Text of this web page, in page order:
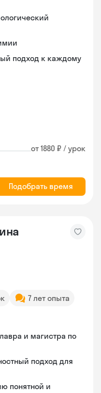
подход к каждому
от 1880 ₽ / урок
Подобрать время
7 лет опыта
и магистра по
подход для
понятной и